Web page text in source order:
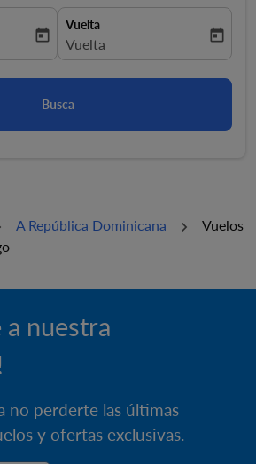
date-aria-label
today
Vuelta
fc-booking-return-date-aria-
Vuelta today
Busca
A República Dominicana
Vuelos
a nuestra
no perderte las últimas
y ofertas exclusivas.